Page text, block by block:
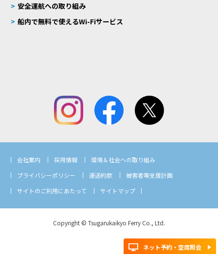
ネット予約・空席照会
安全運航への取り組み
船内で無料で使えるWi-Fiサービス
会社案内 採用情報
環境＆社会への取り組み
プライバシーポリシー
運送約款
被害者等支援計画
サイトのご利用にあたって
サイトマップ
Copyright © Tsugarukaikyo Ferry Co., Ltd.